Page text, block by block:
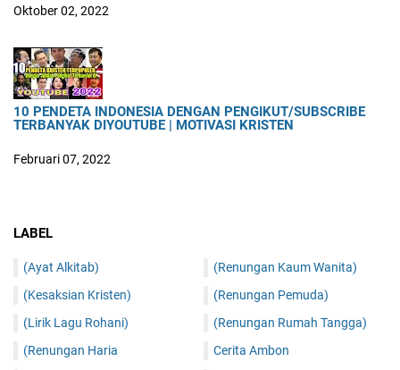
Oktober 02, 2022
10 PENDETA INDONESIA DENGAN PENGIKUT/SUBSCRIBE
TERBANYAK DIYOUTUBE | MOTIVASI KRISTEN
Februari 07, 2022
LABEL
(Ayat Alkitab)
(Kesaksian Kristen)
(Lirik Lagu Rohani)
(Renungan Haria
(Renungan Kaum Wanita)
(Renungan Pemuda)
(Renungan Rumah Tangga)
Cerita Ambon